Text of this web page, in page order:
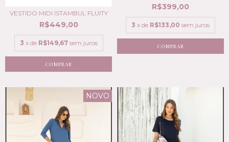
VESTIDO MIDI ISTAMBUL FLUITY
R$449,00
3 x de R$149,67 sem juros
COMPRAR
R$399,00
3 x de R$133,00 sem juros
COMPRAR
NOVO